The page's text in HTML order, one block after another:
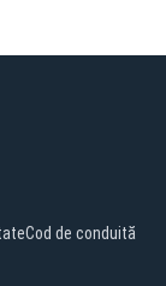
Cod de conduită